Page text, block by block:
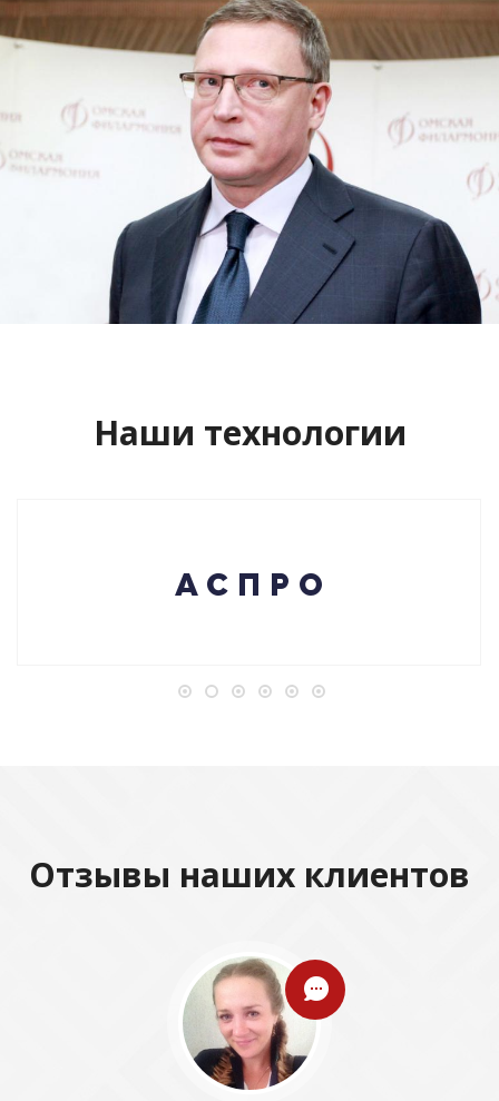
Сайт кандидата в губернаторы
Буркова Александра Леонидовича
Смотреть проект
Наши технологии
Отзывы наших клиентов